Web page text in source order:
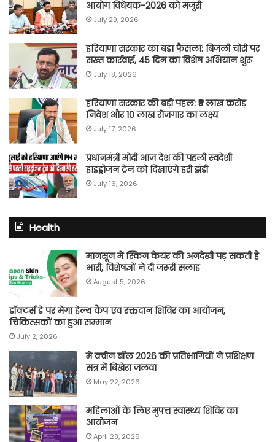
आयोग विधेयक-2026 को मंजूरी
July 29, 2026
हरियाणा सरकार का बड़ा फैसला: बिजली चोरी पर
सख्त कार्रवाई, 45 दिन का विशेष अभियान शुरू
July 18, 2026
हरियाणा सरकार की बड़ी पहल: ₹5 लाख करोड़
निवेश और 10 लाख रोजगार का लक्ष्य
July 17, 2026
प्रधानमंत्री मोदी आज देश की पहली स्वदेशी
हाइड्रोजन ट्रेन को दिखाएंगे हरी झंडी
July 16, 2026
Health
मानसून में स्किन केयर की अनदेखी पड़ सकती है
भारी, विशेषज्ञों ने दी जरूरी सलाह
August 5, 2026
डॉक्टर्स डे पर मेगा हेल्थ कैंप एवं रक्तदान शिविर का आयोजन,
चिकित्सकों का हुआ सम्मान
July 2, 2026
मे क्वीन बॉल 2026 की प्रतिभागियों ने प्रशिक्षण
सत्र में बिखेरा जलवा
May 22, 2026
महिलाओं के लिए मुफ्त स्वास्थ्य शिविर का
आयोजन
April 28, 2026